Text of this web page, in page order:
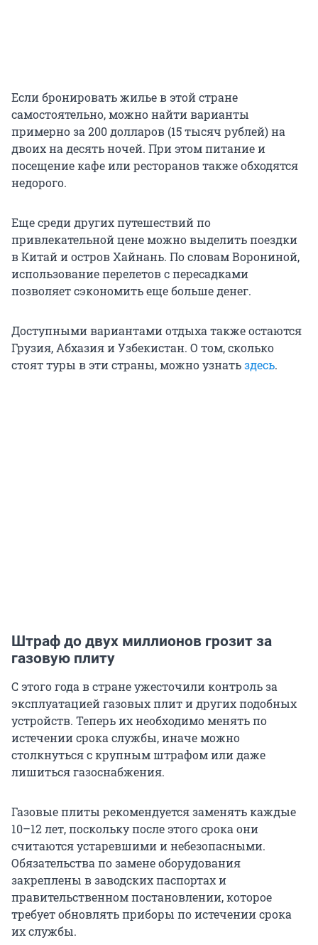
Если бронировать жилье в этой стране
самостоятельно, можно найти варианты
примерно за200 долларов (15 тысяч рублей) на
двоих на десять ночей. При этом питание и
посещение кафе или ресторанов также обходятся
недорого.
Еще среди других путешествий по
привлекательной цене можно выделить поездки
в Китай и остров Хайнань. По словам Ворониной,
использование перелетов с пересадками
позволяет сэкономить еще больше денег.
Доступными вариантами отдыха также остаются
Грузия, Абхазия и Узбекистан. О том, сколько
стоят туры в эти страны, можно узнатьздесь.
Штраф до двух миллионов грозит за
газовую плиту
С этого года в стране ужесточили контроль за
эксплуатацией газовых плит и других подобных
устройств. Теперь их необходимо менять по
истечении срока службы, иначе можно
столкнуться с крупным штрафом или даже
лишиться газоснабжения.
Газовые плиты рекомендуется заменять каждые
10–12 лет, поскольку после этого срока они
считаются устаревшими и небезопасными.
Обязательства по замене оборудования
закреплены в заводских паспортах и
правительственном постановлении, которое
требует обновлять приборы по истечении срока
их службы.